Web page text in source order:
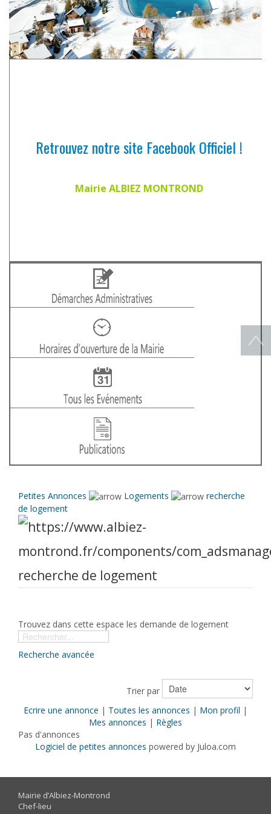
Retrouvez notre site Facebook Officiel !
Mairie ALBIEZ MONTROND
Petites Annonces Logements
recherche
de logement
recherche de logement
Trouvez dans cette espace les demande de logement
Recherche avancée
Trier par
Ecrire une annonce | Toutes les annonces | Mon profil |
Mes annonces | Règles
Pas d'annonces
Logiciel de petites annonces powered by Juloa.com
Mairie d’Albiez-Montrond
Chef-lieu